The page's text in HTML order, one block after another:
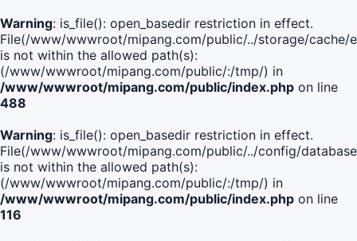
Warning: is_file(): open_basedir restriction in effect.
File(/www/wwwroot/mipang.com/public/../storage/
is not within the allowed path(s):
(/www/wwwroot/mipang.com/public/:/tmp/) in
/www/wwwroot/mipang.com/public/index.php on line
488
Warning: is_file(): open_basedir restriction in effect.
File(/www/wwwroot/mipang.com/public/../config/
is not within the allowed path(s):
(/www/wwwroot/mipang.com/public/:/tmp/) in
/www/wwwroot/mipang.com/public/index.php on line
116